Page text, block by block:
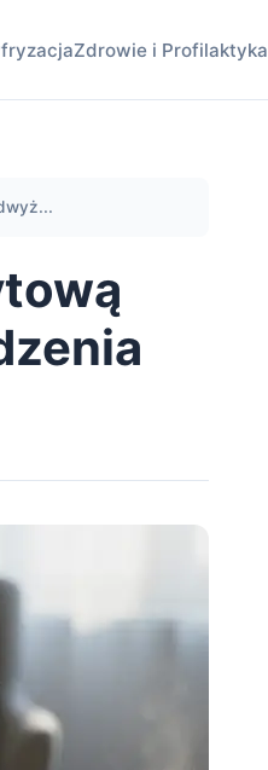
Zdrowie i Profilaktyka